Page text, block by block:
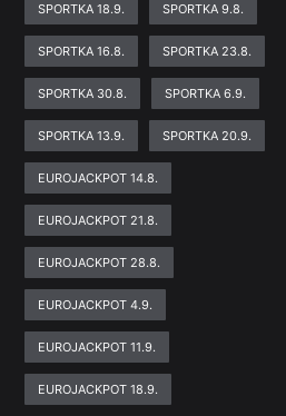
SPORTKA 18.9. SPORTKA 9.8.
SPORTKA 16.8. SPORTKA 23.8.
SPORTKA 30.8. SPORTKA 6.9.
SPORTKA 13.9. SPORTKA 20.9.
EUROJACKPOT 14.8.
EUROJACKPOT 21.8.
EUROJACKPOT 28.8.
EUROJACKPOT 4.9.
EUROJACKPOT 11.9.
EUROJACKPOT 18.9.